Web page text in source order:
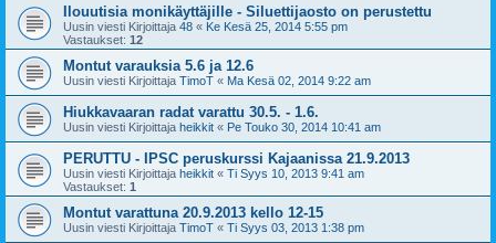
Ilouutisia monikäyttäjille - Siluettijaosto on perustettu
Uusin viesti Kirjoittaja 48 « Ke Kesä 25, 2014 5:55 pm
Vastaukset: 12
Montut varauksia 5.6 ja 12.6
Uusin viesti Kirjoittaja TimoT « Ma Kesä 02, 2014 9:22 am
Hiukkavaaran radat varattu 30.5. - 1.6.
Uusin viesti Kirjoittaja heikkit « Pe Touko 30, 2014 10:41 am
PERUTTU - IPSC peruskurssi Kajaanissa 21.9.2013
Uusin viesti Kirjoittaja heikkit « Ti Syys 10, 2013 9:41 am
Vastaukset: 1
Montut varattuna 20.9.2013 kello 12-15
Uusin viesti Kirjoittaja TimoT « Ti Syys 03, 2013 1:38 pm